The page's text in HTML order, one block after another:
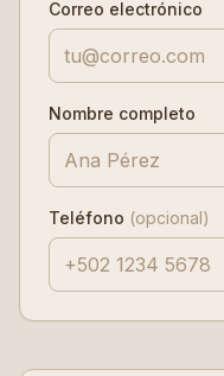
Correo electrónico
Nombre completo
Teléfono (opcional)